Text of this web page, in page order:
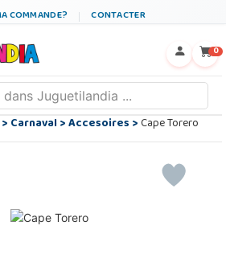
COMMANDE? CONTACTER
0
>Carnaval>Accesoires>Cape Torero